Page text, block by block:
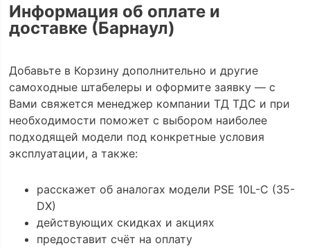
Информация об оплате и
доставке (Барнаул)
Добавьте в Корзину дополнительно и другие
самоходные штабелеры и оформите заявку — с
Вами свяжется менеджер компании ТД ТДС и при
необходимости поможет с выбором наиболее
подходящей модели под конкретные условия
эксплуатации, а также:
расскажет об аналогах модели PSE 10L-C (35-
DX)
действующих скидках и акциях
предоставит счёт на оплату